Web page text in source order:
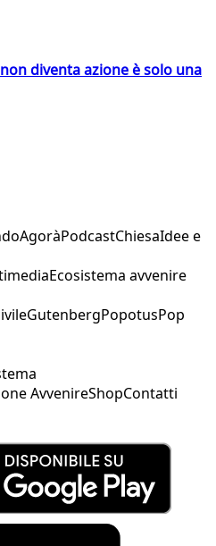
diventa azione è solo una
AgoràPodcastChiesaIdee e
Ecosistema avvenire
GutenbergPopotusPop
AvvenireShopContatti